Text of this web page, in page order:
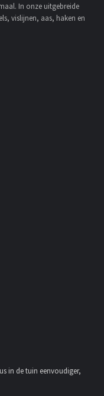
In onze uitgebreide
vislijnen, aas, haken en
in de tuin eenvoudiger,